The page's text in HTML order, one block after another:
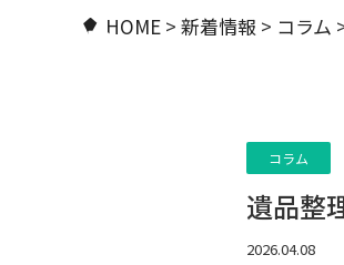
HOME > 新着情報 > コラム
コラム
遺品整
2026.04.08